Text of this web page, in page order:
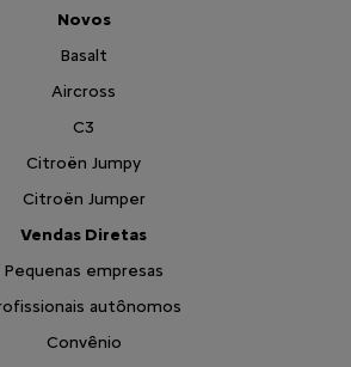
Novos
Basalt
Aircross
C3
Citroën Jumpy
Citroën Jumper
Vendas Diretas
Pequenas empresas
autônomos
Convênio